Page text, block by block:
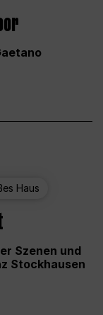
Haus
Szenen und
Stockhausen